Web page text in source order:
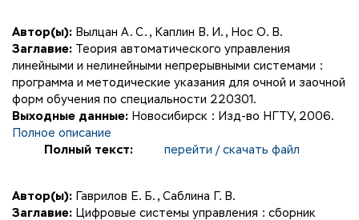
Автор(ы): Вылцан А. С. , Каплин В. И. , Нос О. В.
Заглавие: Теория автоматического управления
линейными и нелинейными непрерывными системами :
программа и методические указания для очной и заочной
форм обучения по специальности 220301.
Выходные данные: Новосибирск : Изд-во НГТУ, 2006.
Полное описание
Полный текст:
перейти / скачать файл
Автор(ы): Гаврилов Е. Б. , Саблина Г. В.
Заглавие: Цифровые системы управления : сборник